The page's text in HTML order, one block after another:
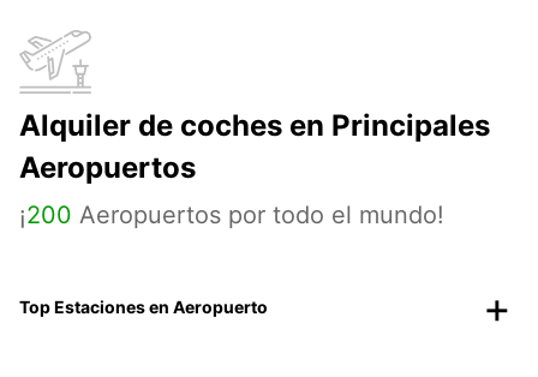
Alquiler de coches en Principales
Aeropuertos
¡200 Aeropuertos por todo el mundo!
Top Estaciones en Aeropuerto